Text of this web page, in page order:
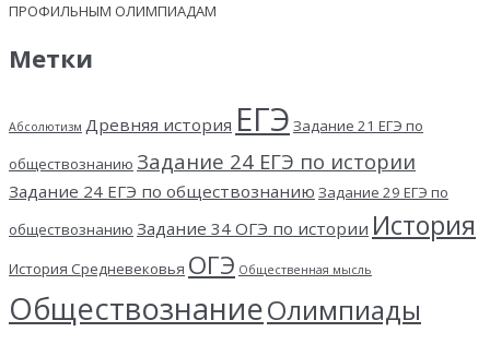
ПРОФИЛЬНЫМ ОЛИМПИАДАМ
Метки
Абсолютизм Древняя история ЕГЭ Задание 21 ЕГЭ по
обществознанию Задание 24 ЕГЭ по истории
Задание 24 ЕГЭ по обществознанию Задание 29 ЕГЭ по
обществознанию Задание 34 ОГЭ по истории История
История Средневековья ОГЭ Общественная мысль
ОбществознаниеОлимпиады